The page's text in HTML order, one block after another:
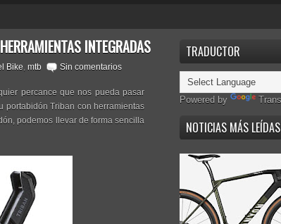
INTEGRADAS
Bike, mtb Sin comentarios
percance que nos pueda pasar
portabidón Triban con herramientas
podemos llevar de forma sencilla
TRADUCTOR
Powered by
NOTICIAS MÁS LEÍDAS